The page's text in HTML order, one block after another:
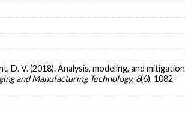
D. V. (2018). Analysis, modeling, and mitigation
and Manufacturing Technology, 8(6), 1082-